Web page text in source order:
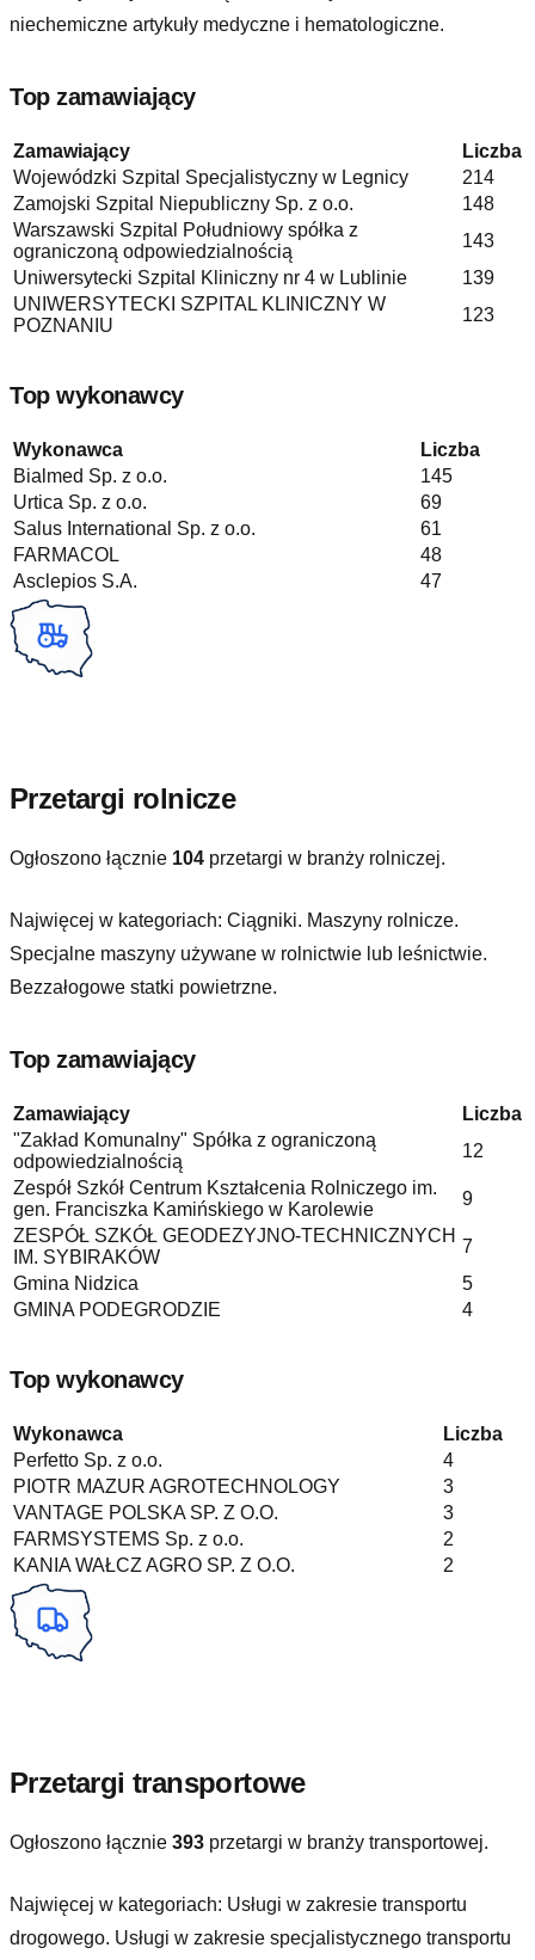
niechemiczne artykuły medyczne i hematologiczne.
Top zamawiający
Zamawiający
Liczba
Wojewódzki Szpital Specjalistyczny w Legnicy
214
Zamojski Szpital Niepubliczny Sp. z o.o.
148
Warszawski Szpital Południowy spółka z
ograniczoną odpowiedzialnością
143
Uniwersytecki Szpital Kliniczny nr 4 w Lublinie
139
UNIWERSYTECKI SZPITAL KLINICZNY W
POZNANIU
123
Top wykonawcy
Wykonawca
Liczba
Bialmed Sp. z o.o.
145
Urtica Sp. z o.o.
69
Salus International Sp. z o.o.
61
FARMACOL
48
Asclepios S.A.
47
Przetargi rolnicze
Ogłoszono łącznie 104 przetargi w branży rolniczej.
Najwięcej w kategoriach: Ciągniki. Maszyny rolnicze.
Specjalne maszyny używane w rolnictwie lub leśnictwie.
Bezzałogowe statki powietrzne.
Top zamawiający
Zamawiający
Liczba
"Zakład Komunalny" Spółka z ograniczoną
odpowiedzialnością
12
Zespół Szkół Centrum Kształcenia Rolniczego im.
gen. Franciszka Kamińskiego w Karolewie
9
ZESPÓŁ SZKÓŁ GEODEZYJNO-TECHNICZNYCH
IM. SYBIRAKÓW
7
Gmina Nidzica
5
GMINA PODEGRODZIE
4
Top wykonawcy
Wykonawca
Liczba
Perfetto Sp. z o.o.
4
PIOTR MAZUR AGROTECHNOLOGY
3
VANTAGE POLSKA SP. Z O.O.
3
FARMSYSTEMS Sp. z o.o.
2
KANIA WAŁCZ AGRO SP. Z O.O.
2
Przetargi transportowe
Ogłoszono łącznie 393 przetargi w branży transportowej.
Najwięcej w kategoriach: Usługi w zakresie transportu
drogowego. Usługi w zakresie specjalistycznego transportu